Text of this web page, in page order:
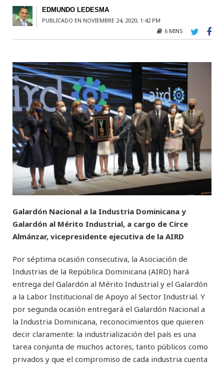
EDMUNDO LEDESMA
PUBLICADO EN NOVIEMBRE 24, 2020, 1:42 PM
6 MINS
Galardón Nacional a la Industria Dominicana y
Galardón al Mérito Industrial, a cargo de Circe
Almánzar, vicepresidente ejecutiva de la AIRD
Por séptima ocasión consecutiva, la Asociación de
Industrias de la República Dominicana (AIRD) hará
entrega del Galardón al Mérito Industrial y el Galardón
a la Labor Institucional de Apoyo al Sector Industrial. Y
por segunda ocasión entregará el Galardón Nacional a
la Industria Dominicana, reconocimientos que quieren
decir claramente: la industrialización del país es una
tarea conjunta de muchos actores, tanto públicos como
privados y que el compromiso de cada industria cuenta